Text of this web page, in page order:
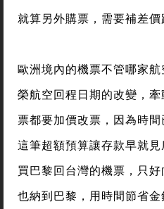
就算另外購票，需要補差價
歐洲境內的機票不管哪家
榮航空回程日期的改變，
票都要加價改票，因為時
這筆超額預算讓存款早就
買巴黎回台灣的機票，只
也納到巴黎，用時間節省金